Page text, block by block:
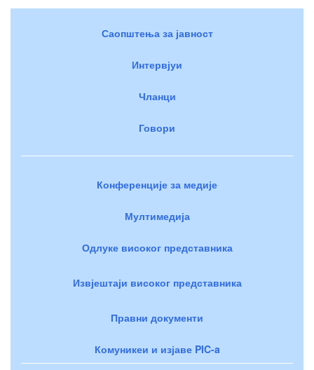
Саопштења за јавност
Интервјуи
Чланци
Говори
Конференције за медије
Мултимедија
Одлуке високог представника
Извјештаји високог представника
Правни документи
Комуникеи и изјаве PIC-a